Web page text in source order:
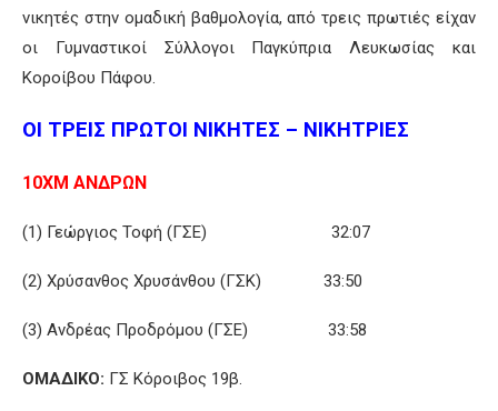
νικητές στην ομαδική βαθμολογία, από τρεις πρωτιές είχαν
οι Γυμναστικοί Σύλλογοι Παγκύπρια Λευκωσίας και
Κοροίβου Πάφου.
ΟΙ ΤΡΕΙΣ ΠΡΩΤΟΙ ΝΙΚΗΤΕΣ – ΝΙΚΗΤΡΙΕΣ
10ΧΜ ΑΝΔΡΩΝ
(1) Γεώργιος Τοφή (ΓΣΕ) 32:07
(2) Χρύσανθος Χρυσάνθου (ΓΣΚ) 33:50
(3) Ανδρέας Προδρόμου (ΓΣΕ) 33:58
ΟΜΑΔΙΚΟ: ΓΣ Κόροιβος 19β.